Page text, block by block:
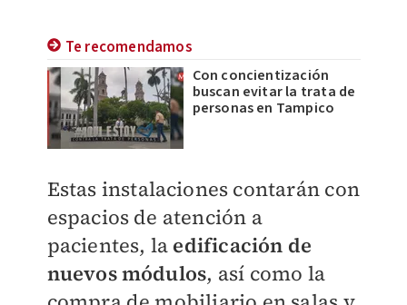
Te recomendamos
Con concientización
buscan evitar la trata de
personas en Tampico
Estas instalaciones contarán con
espacios de atención a
pacientes, la edificación de
nuevos módulos, así como la